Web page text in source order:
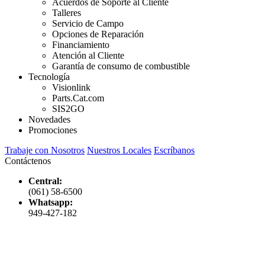
Acuerdos de Soporte al Cliente
Talleres
Servicio de Campo
Opciones de Reparación
Financiamiento
Atención al Cliente
Garantía de consumo de combustible
Tecnología
Visionlink
Parts.Cat.com
SIS2GO
Novedades
Promociones
Trabaje con Nosotros Nuestros Locales Escríbanos
Contáctenos
Central:
(061) 58-6500
Whatsapp:
949-427-182